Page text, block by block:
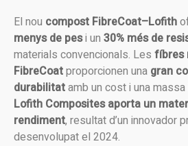
El nou compost FibreCoat–Lofith
menys de pesi un 30% més de
materials convencionals. Les fíbres
FibreCoatproporcionen una gran
durabilitatamb un cost i una
Lofith Composites aporta un
rendiment, resultat d’un innovador
desenvolupat el 2024.